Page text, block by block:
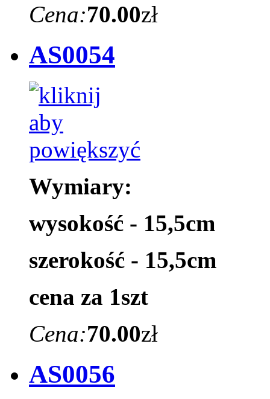
Cena:70.00zł
AS0054
Wymiary:
wysokość - 15,5cm
szerokość - 15,5cm
cena za 1szt
Cena:70.00zł
AS0056